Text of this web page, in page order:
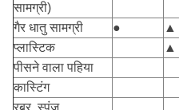
सामग्री)
गैर धातु सामग्री ● ▲
प्लास्टिक
▲
पीसने वाला पहिया
कास्टिंग